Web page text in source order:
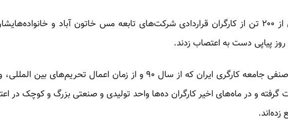
روز شنبه نیز بیش از ۲۰۰ تن از کارگران قراردادی شرکت‌های تابعه مس خاتون آباد و
پیاپی دست به اعتصاب زدند.
بحران معیشتی و صنفی جامعه کارگری ایران که از سال ۹۰ و از زمان اعمال
و در ماه‌های اخیر کارگران ده‌ها واحد تولیدی و صنعتی بزرگ و کوچک